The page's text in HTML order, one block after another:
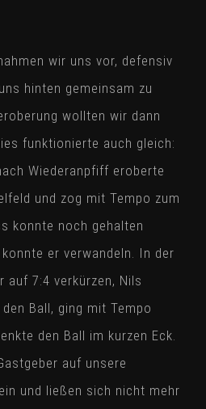
wir uns vor, defensiv
hinten gemeinsam zu
wollten wir dann
funktionierte auch gleich:
Wiederanpfiff eroberte
und zog mit Tempo zum
konnte noch gehalten
er verwandeln. In der
auf 7:4 verkürzen, Nils
Ball, ging mit Tempo
den Ball im kurzen Eck.
auf unsere
und ließen sich nicht mehr